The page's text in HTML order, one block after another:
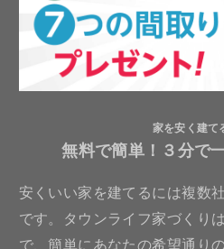
家を安く建て
無料で簡単！３分で
安くいい家を建てるには複数
です。タウンライフ家づくり
で、簡単にあなたの希望通り